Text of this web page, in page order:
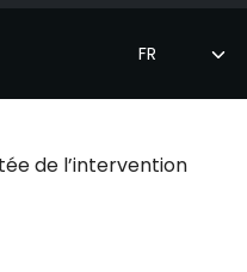
Onepoint
de l’intervention